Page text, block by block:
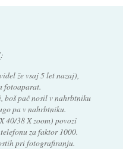
:
že vsaj 5 let nazaj),
fotoaparat.
boš pač nosil v nahrbtniku
pa v nahrbtniku.
40/38 X zoom) povozi
za faktor 1000.
pri fotografiranju.